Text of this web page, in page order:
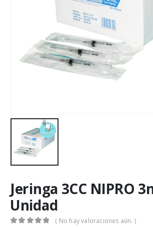
Jeringa 3CC NIPRO
Unidad
( No hay valoraciones aún. )